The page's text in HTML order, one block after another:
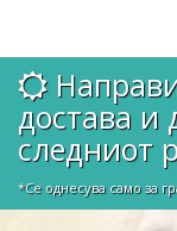
достава и
следниот
*Се однесува само за